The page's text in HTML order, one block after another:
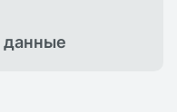
данные